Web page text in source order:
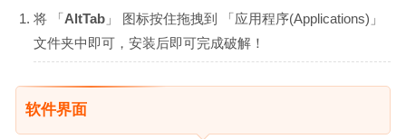
将 「AltTab 」 图标按住拖拽到 「应用程序(Applications)」
文件夹中即可，安装后即可完成破解！
软件界面